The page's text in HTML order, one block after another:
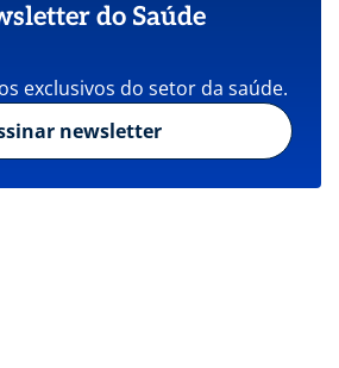
do Saúde
exclusivos do setor da saúde.
newsletter